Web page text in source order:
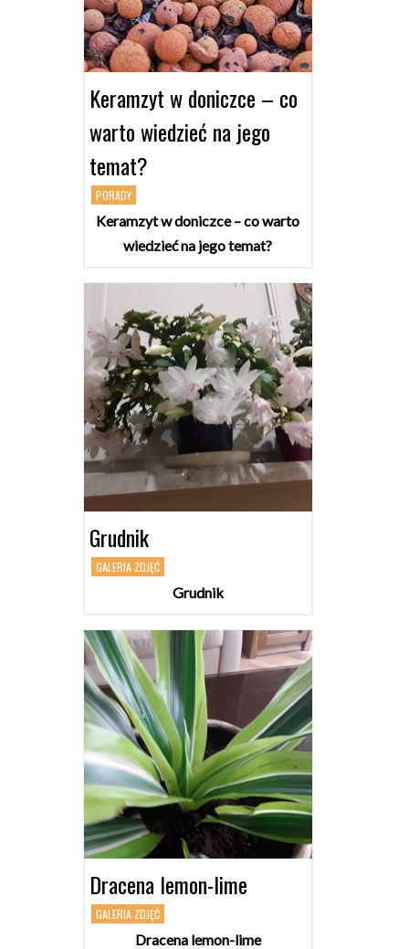
Keramzyt w doniczce – co
warto wiedzieć na jego
temat?
PORADY
Keramzyt w doniczce – co warto
wiedzieć na jego temat?
Grudnik
GALERIA ZDJĘĆ
Grudnik
Dracena lemon-lime
GALERIA ZDJĘĆ
Dracena lemon-lime